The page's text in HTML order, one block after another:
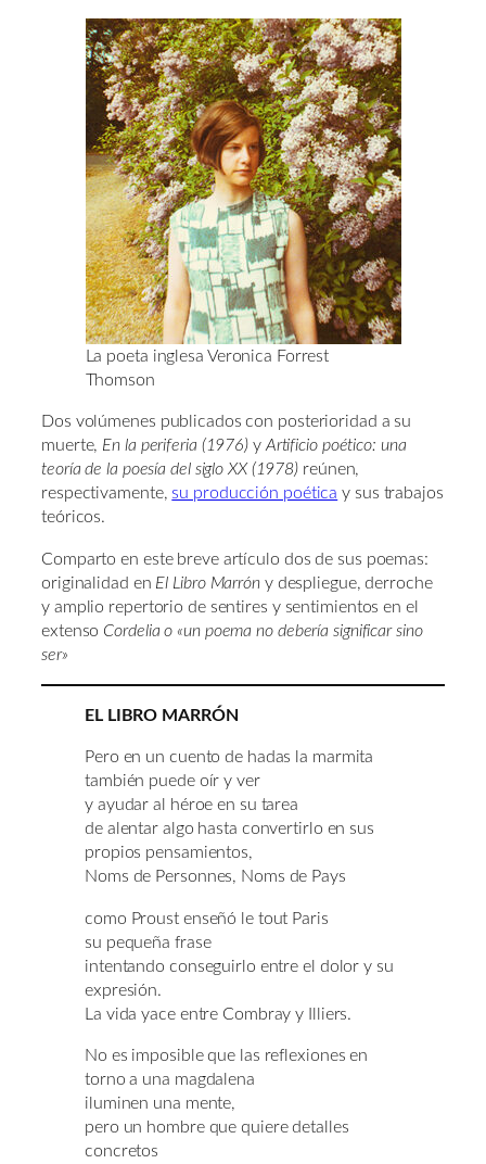
La poeta inglesa Veronica Forrest
Thomson
Dos volúmenes publicados con posterioridad a su
muerte, En la periferia (1976) yArtificio poético: una
teoría de la poesía del siglo XX (1978) reúnen,
respectivamente, su producción poética y sus trabajos
teóricos.
Comparto en este breve artículo dos de sus poemas:
originalidad en El Libro Marróny despliegue, derroche
y amplio repertorio de sentires y sentimientos en el
extenso Cordelia o «un poema no debería significar sino
ser»
EL LIBRO MARRÓN
Pero en un cuento de hadas la marmita
también puede oír y ver
y ayudar al héroe en su tarea
de alentar algo hasta convertirlo en sus
propios pensamientos,
Noms de Personnes, Noms de Pays
como Proust enseñó le tout Paris
su pequeña frase
intentando conseguirlo entre el dolor y su
expresión.
La vida yace entre Combray y Illiers.
No es imposible que las reflexiones en
torno a una magdalena
iluminen una mente,
pero un hombre que quiere detalles
concretos